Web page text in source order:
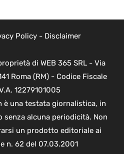
Policy- Disclaimer
di WEB 365 SRL - Via
Roma (RM) - Codice Fiscale
12279101005
è una testata giornalistica, in
alcuna periodicità. Non
un prodotto editoriale ai
n. 62 del 07.03.2001